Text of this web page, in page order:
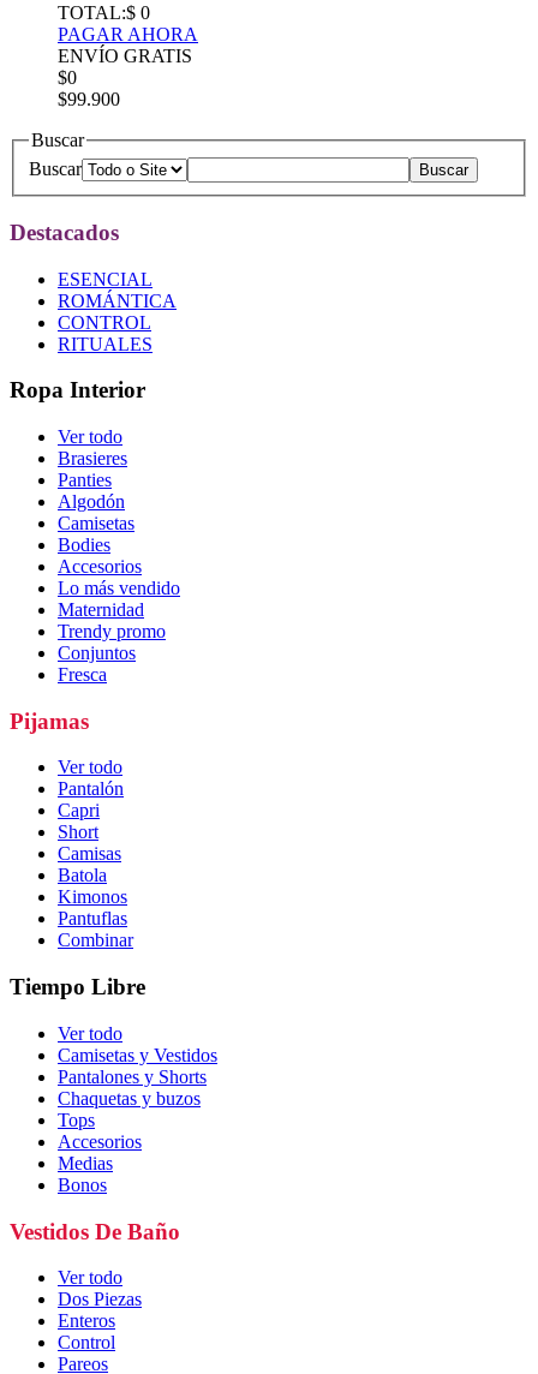
TOTAL:$ 0
PAGAR AHORA
ENVÍO GRATIS
$0
$99.900
Buscar
Buscar
Destacados
ESENCIAL
ROMÁNTICA
CONTROL
RITUALES
Ropa Interior
Ver todo
Brasieres
Panties
Algodón
Camisetas
Bodies
Accesorios
Lo más vendido
Maternidad
Trendy promo
Conjuntos
Fresca
Pijamas
Ver todo
Pantalón
Capri
Short
Camisas
Batola
Kimonos
Pantuflas
Combinar
Tiempo Libre
Ver todo
Camisetas y Vestidos
Pantalones y Shorts
Chaquetas y buzos
Tops
Accesorios
Medias
Bonos
Vestidos De Baño
Ver todo
Dos Piezas
Enteros
Control
Pareos